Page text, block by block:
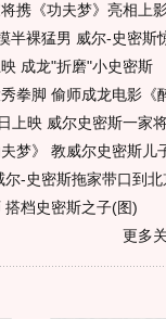
携《功夫梦》亮相上
半裸猛男 威尔-史密斯
映 成龙"折磨"小史密斯
秀拳脚 偷师成龙电影《
上映 威尔史密斯一家
梦》 教威尔史密斯儿
尔-史密斯拖家带口到北
搭档史密斯之子(图)
更多